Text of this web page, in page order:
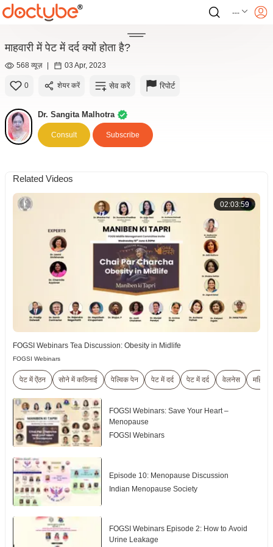
---
माहवारी में पेट में दर्द क्यों होता है?
568 व्यूज़ | 03 Apr, 2023
0 शेयर करें सेव करें रिपोर्ट
Dr. Sangita Malhotra
Consult Subscribe
Related Videos
02:03:59
FOGSI Webinars Tea Discussion: Obesity in Midlife
FOGSI Webinars
पेट में ऐंठन सोने में कठिनाई पेल्विक पेन पेट में दर्द पेट में दर्द वेलनेस महिला
FOGSI Webinars: Save Your Heart –
Menopause
FOGSI Webinars
Episode 10: Menopause Discussion
Indian Menopause Society
FOGSI Webinars Episode 2: How to Avoid
Urine Leakage